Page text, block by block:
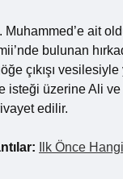
Muhammed’e ait
bulunan
çıkışı vesilesiyle
isteği üzerine Ali ve
edilir.
Ilk Önce